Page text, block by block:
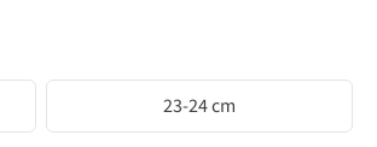
23-24 cm